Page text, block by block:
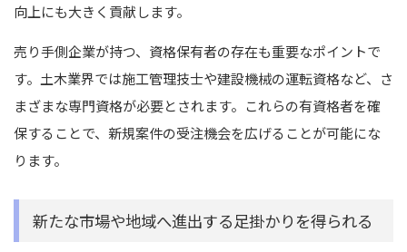
向上にも大きく貢献します。
売り手側企業が持つ、資格保有者の存在も重要なポイントで
す。土木業界では施工管理技士や建設機械の運転資格など、さ
まざまな専門資格が必要とされます。これらの有資格者を確
保することで、新規案件の受注機会を広げることが可能にな
ります。
新たな市場や地域へ進出する足掛かりを得られる